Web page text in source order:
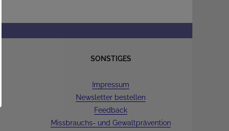
SONSTIGES
Impressum
Newsletter bestellen
Feedback
Missbrauchs- und Gewaltprävention